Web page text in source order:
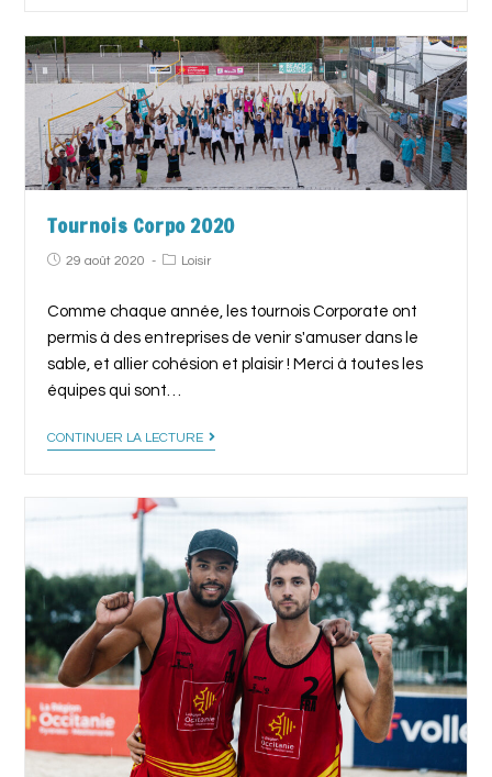
Tournois Corpo 2020
29 août 2020 Loisir
Comme chaque année, les tournois Corporate ont
permis à des entreprises de venir s'amuser dans le
sable, et allier cohésion et plaisir ! Merci à toutes les
équipes qui sont…
CONTINUER LA LECTURE